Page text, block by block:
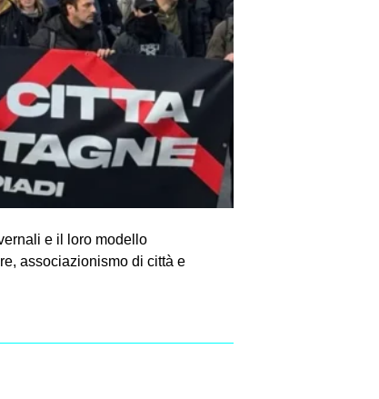
e il loro modello
associazionismo di città e